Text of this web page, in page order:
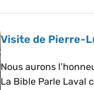
Visite de Pierre-
Nous aurons
La Bible Parle Laval